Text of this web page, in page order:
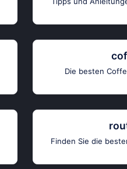
Die besten
Finden Sie die